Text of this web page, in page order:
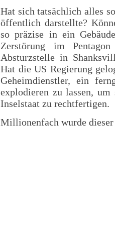
Hat sich tatsächlich alles
öffentlich darstellte?
so präzise in ein
Zerstörung im
Absturzstelle in
Hat die US Regierung
Geheimdienstler, ein
explodieren zu lassen,
Inselstaat zu rechtfertigen.
Millionenfach wurde